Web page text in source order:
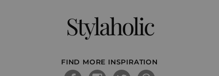
Stylaholic
FIND MORE INSPIRATION